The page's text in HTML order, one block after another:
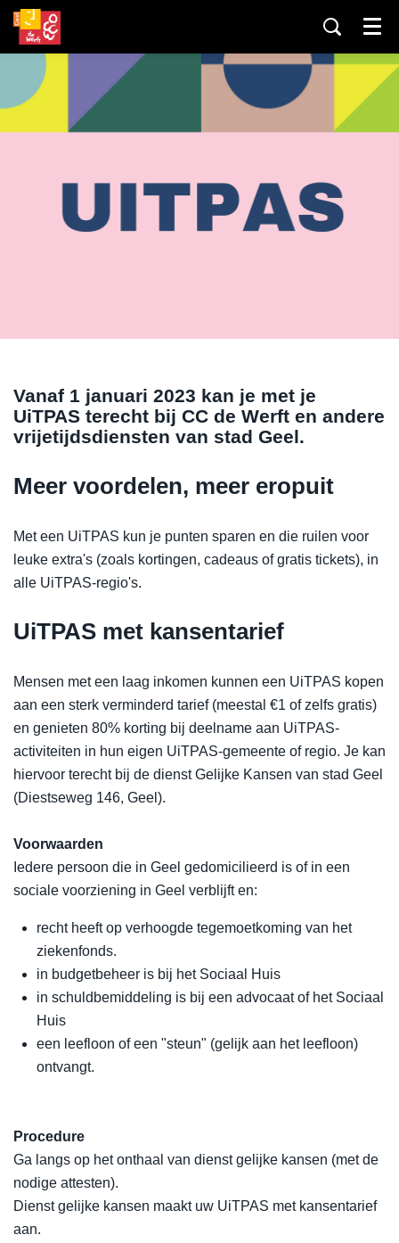
Menu
Vanaf 1 januari 2023 kan je met je
UiTPAS terecht bij CC de Werft en andere
vrijetijdsdiensten van stad Geel.
Meer voordelen, meer eropuit
Met een UiTPAS kun je punten sparen en die ruilen voor
leuke extra's (zoals kortingen, cadeaus of gratis tickets), in
alle UiTPAS-regio's.
UiTPAS met kansentarief
Mensen met een laag inkomen kunnen een UiTPAS kopen
aan een sterk verminderd tarief (meestal €1 of zelfs gratis)
en genieten 80% korting bij deelname aan UiTPAS-
activiteiten in hun eigen UiTPAS-gemeente of regio. Je kan
hiervoor terecht bij de dienst Gelijke Kansen van stad Geel
(Diestseweg 146, Geel).
Voorwaarden
Iedere persoon die in Geel gedomicilieerd is of in een
sociale voorziening in Geel verblijft en:
recht heeft op verhoogde tegemoetkoming van het
ziekenfonds.
in budgetbeheer is bij het Sociaal Huis
in schuldbemiddeling is bij een advocaat of het Sociaal
Huis
een leefloon of een "steun" (gelijk aan het leefloon)
ontvangt.
Procedure
Ga langs op het onthaal van dienst gelijke kansen (met de
nodige attesten).
Dienst gelijke kansen maakt uw UiTPAS met kansentarief
aan.